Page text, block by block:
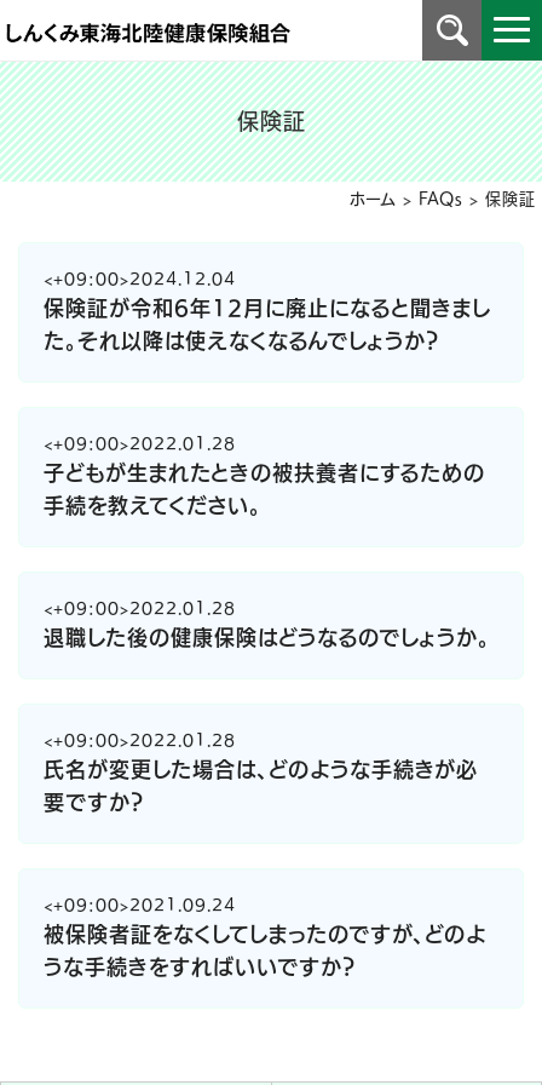
ホーム > FAQs > 保険証
保険証
<+09:00>2024.12.04
保険証が令和6年12月に廃止になると聞きまし
た。それ以降は使えなくなるんでしょうか？
<+09:00>2022.01.28
子どもが生まれたときの被扶養者にするための
手続を教えてください。
<+09:00>2022.01.28
退職した後の健康保険はどうなるのでしょうか。
<+09:00>2022.01.28
氏名が変更した場合は、どのような手続きが必
要ですか？
<+09:00>2021.09.24
被保険者証をなくしてしまったのですが、どのよ
うな手続きをすればいいですか？